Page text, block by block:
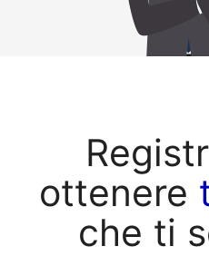
ottenere
che ti